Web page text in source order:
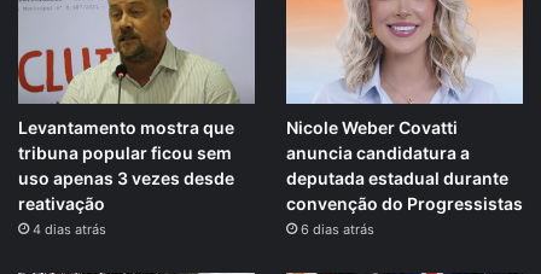
Levantamento mostra que
tribuna popular ficou sem
uso apenas 3 vezes desde
reativação
4 dias atrás
Nicole Weber Covatti
anuncia candidatura a
deputada estadual durante
convenção do Progressistas
6 dias atrás